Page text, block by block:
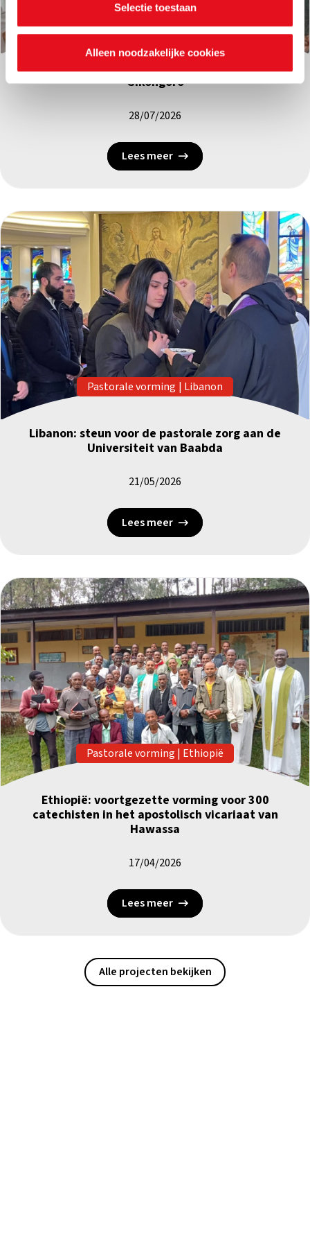
Selectie toestaan
Alleen noodzakelijke cookies
Rwanda: retraite voor 54 priesters in het bisdom
Gikongoro
28/07/2026
Lees meer
Pastorale vorming | Libanon
Libanon: steun voor de pastorale zorg aan de
Universiteit van Baabda
21/05/2026
Lees meer
Pastorale vorming | Ethiopië
Ethiopië: voortgezette vorming voor 300
catechisten in het apostolisch vicariaat van
Hawassa
17/04/2026
Lees meer
Alle projecten bekijken